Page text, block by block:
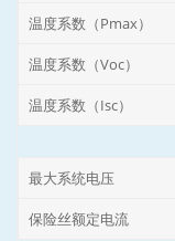
温度系数（Pmax）
温度系数（Voc）
温度系数（Isc）
最大系统电压
保险丝额定电流